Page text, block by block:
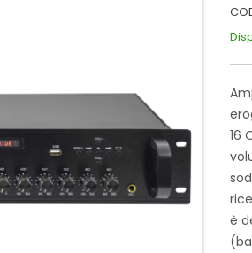
16
è